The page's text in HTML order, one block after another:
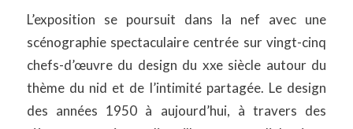
L’exposition se poursuit dans la nef avec une
scénographie spectaculaire centrée sur vingt-cinq
chefs-d’œuvre du design du xxe siècle autour du
thème du nid et de l’intimité partagée. Le design
des années 1950 à aujourd’hui, à travers des